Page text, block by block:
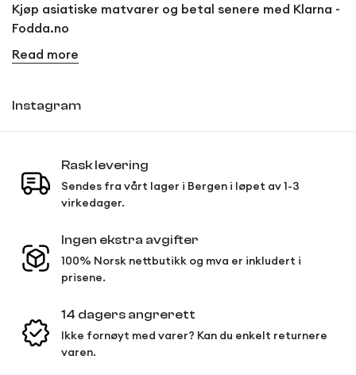
Kjøp asiatiske matvarer og betal senere med Klarna -
Fodda.no
Read more
Instagram
Rask levering
Sendes fra vårt lager i Bergen i løpet av 1-3
virkedager.
Ingen ekstra avgifter
100% Norsk nettbutikk og mva er inkludert i
prisene.
14 dagers angrerett
Ikke fornøyt med varer? Kan du enkelt returnere
varen.
Are you 18 years old or older?